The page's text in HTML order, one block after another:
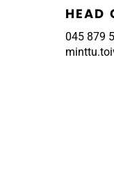
HEAD
045 879